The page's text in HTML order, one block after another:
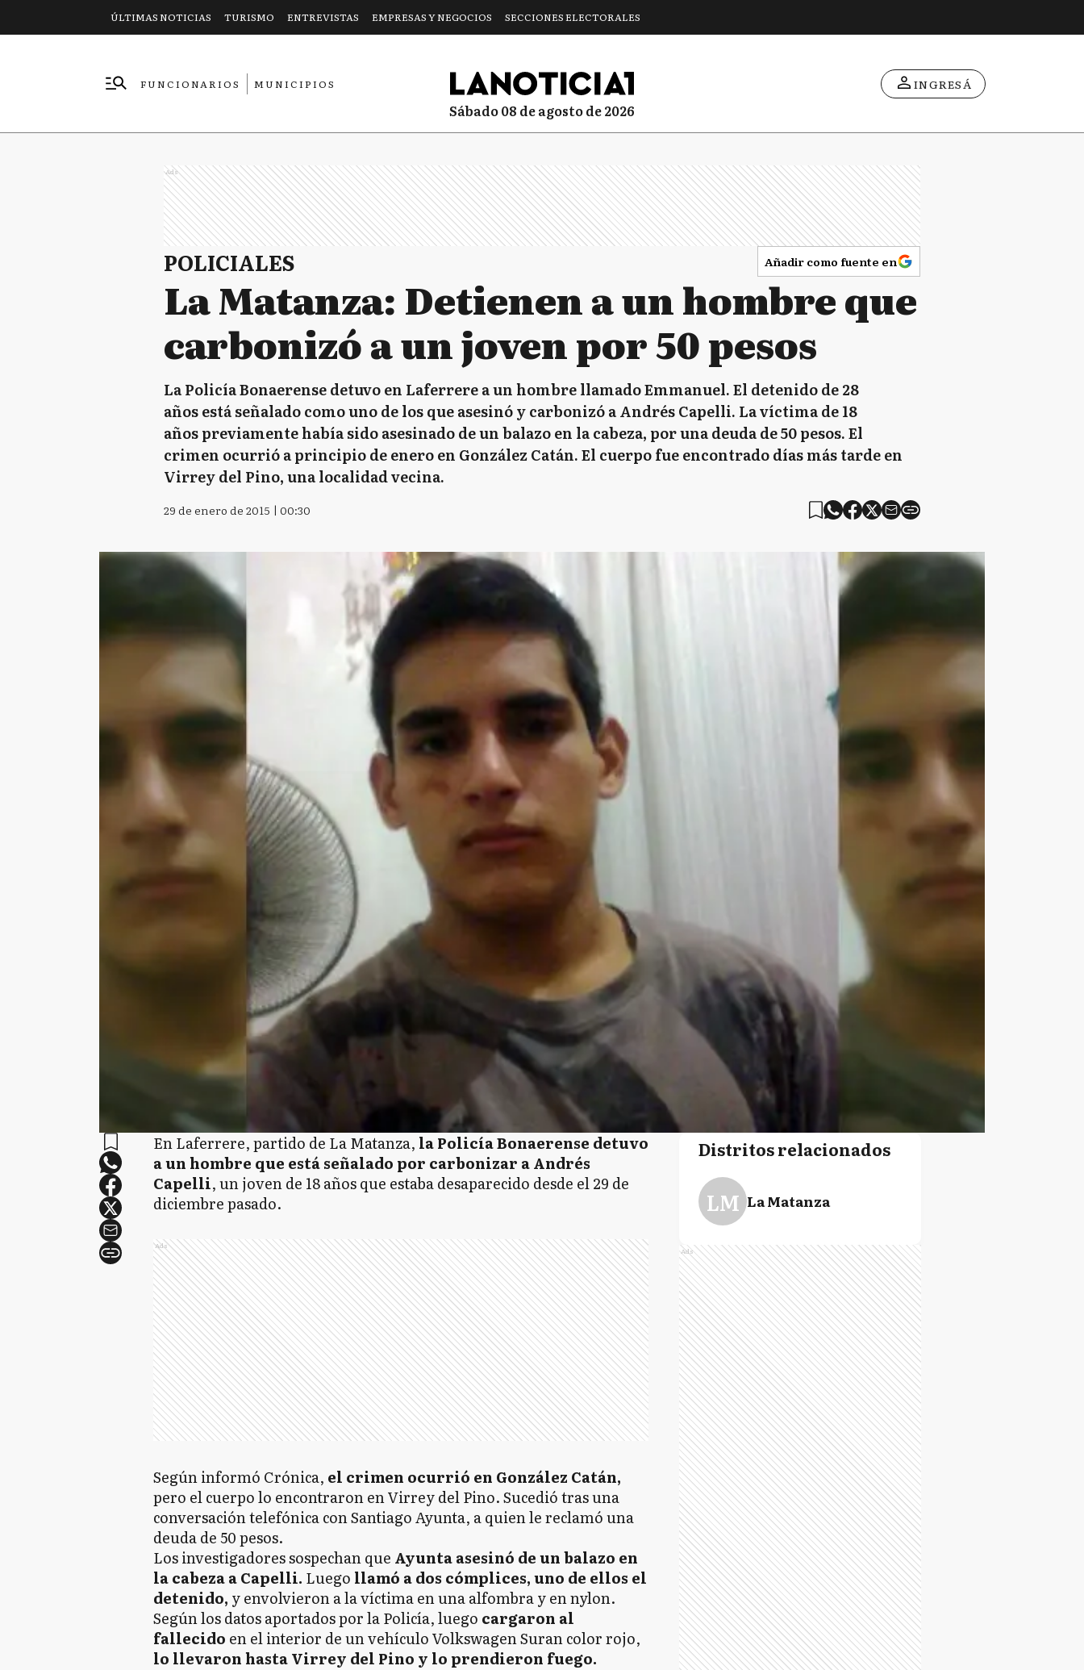
ÚLTIMAS NOTICIAS TURISMO ENTREVISTAS EMPRESAS Y NEGOCIOS SECCIONES ELECTORALES
FUNCIONARIOS
MUNICIPIOS
sábado 08 de agosto de 2026
INGRESÁ
Ads
POLICIALES Añadir como fuente en
La Matanza: Detienen a un hombre que
carbonizó a un joven por 50 pesos
La Policía Bonaerense detuvo en Laferrere a un hombre llamado Emmanuel. El detenido de 28
años está señalado como uno de los que asesinó y carbonizó a Andrés Capelli. La víctima de 18
años previamente había sido asesinado de un balazo en la cabeza, por una deuda de 50 pesos. El
crimen ocurrió a principio de enero en González Catán. El cuerpo fue encontrado días más tarde en
Virrey del Pino, una localidad vecina.
29 de enero de 2015 | 00:30
En Laferrere, partido de La Matanza, la Policía Bonaerense detuvo
a un hombre que está señalado por carbonizar a Andrés
Capelli, un joven de 18 años que estaba desaparecido desde el 29 de
diciembre pasado.
Ads
Según informó Crónica, el crimen ocurrió en González Catán,
pero el cuerpo lo encontraron en Virrey del Pino. Sucedió tras una
conversación telefónica con Santiago Ayunta, a quien le reclamó una
deuda de 50 pesos.
Los investigadores sospechan que Ayunta asesinó de un balazo en
la cabeza a Capelli. Luego llamó a dos cómplices, uno de ellos el
detenido, y envolvieron a la víctima en una alfombra y en nylon.
Según los datos aportados por la Policía, luego cargaron al
fallecido en el interior de un vehículo Volkswagen Suran color rojo,
lo llevaron hasta Virrey del Pino y lo prendieron fuego.
Distritos relacionados
LM La Matanza
Ads